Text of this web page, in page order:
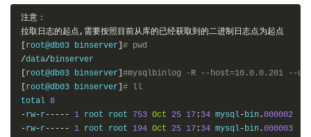
注意：
拉取日志的起点,需要按照目前从库的已经获取到的二进制日志点为起点
root@db03 binserver # pwd
/data/
root@db03 binserver #mysqlbinlog -R --host=10.0.0.201 --
root@db03 binserver # ll
total 8
-rw-r----- 1 root root 753 Oct 25 17 : 34 mysql-bin .000002
-rw-r----- 1 root root 194 Oct 25 17 : 34 mysql-bin .000003